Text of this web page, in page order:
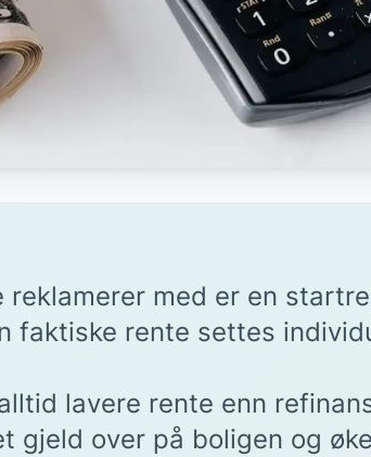
reklamerer med er en
faktiske rente settes
lavere rente enn
gjeld over på boligen og